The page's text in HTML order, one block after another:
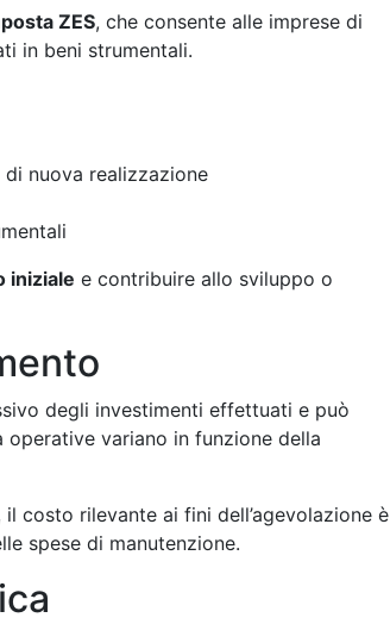
ZES, che consente alle imprese di
in beni strumentali.
nuova realizzazione
iniziale e contribuire allo sviluppo o
degli investimenti effettuati e può
variano in funzione della
il costo rilevante ai fini dell’agevolazione è
spese di manutenzione.